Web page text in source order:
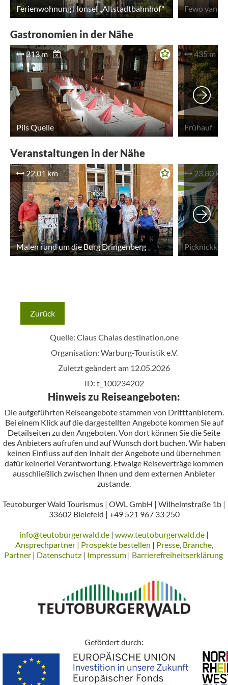
Ferienwohnung Honsel ,,Altstadtbahnhof"
Gastronomien in der Nähe
313 m
Pils Quelle
435 m
Frühauf
Veranstaltungen in der Nähe
22,01 km
Malen rund um die Burg Dringenberg
23,80 km
Zurück
Quelle: Claus Chalasdestination.one
Organisation: Warburg-Touristik e.V.
Zuletzt geändert am 12.05.2026
ID: t_100234202
Hinweis zu Reiseangeboten:
Die aufgeführten Reiseangebote stammen von Dritttanbietern.
Bei einem Klick auf die dargestellten Angebote kommen Sie auf
Detailseiten zu den Angeboten. Von dort können Sie die Seite
des Anbieters aufrufen und auf Wunsch dort buchen. Wir haben
keinen Einfluss auf den Inhalt der Angebote und übernehmen
dafür keinerlei Verantwortung. Etwaige Reiseverträge kommen
ausschließlich zwischen Ihnen und dem externen Anbieter
zustande.
Teutoburger Wald Tourismus | OWL GmbH | Wilhelmstraße 1b |
33602 Bielefeld | +49 521 967 33 250
info@teutoburgerwald.de | www.teutoburgerwald.de |
Ansprechpartner| Prospekte bestellen | Presse, Branche,
Partner| Datenschutz| Impressum| Barrierefreiheitserklärung
Gefördert durch: